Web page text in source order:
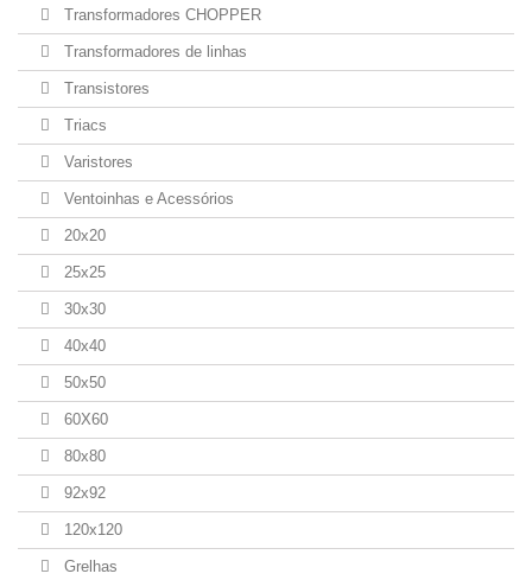
Transformadores CHOPPER
Transformadores de linhas
Transistores
Triacs
Varistores
Ventoinhas e Acessórios
20x20
25x25
30x30
40x40
50x50
60X60
80x80
92x92
120x120
Grelhas